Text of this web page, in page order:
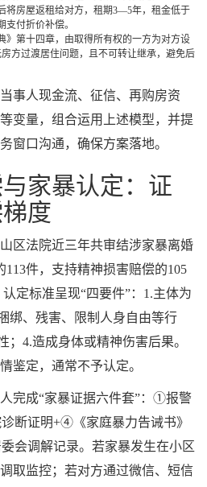
将房屋返租给对方，租期3—5年，租金低于
付折价补偿。
》第十四章，由取得所有权的一方为对方设
方过渡居住问题，且不可转让继承，避免后
事人现金流、征信、再购房资
变量，组合运用上述模型，并提
窗口沟通，确保方案落地。
家暴认定：证
度
区法院近三年共审结涉家暴离婚
113件，支持精神损害赔偿的105
定标准呈现“四要件”：1.主体为
绑、残害、限制人身自由等行
；4.造成身体或精神伤害后果。
鉴定，通常不予认定。
完成“家暴证据六件套”：①报警
断证明+④《家庭暴力告诫书》
会调解记录。若家暴发生在小区
取监控；若对方通过微信、短信